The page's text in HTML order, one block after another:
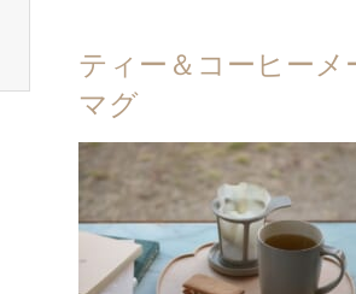
ティー＆コーヒーメ
マグ